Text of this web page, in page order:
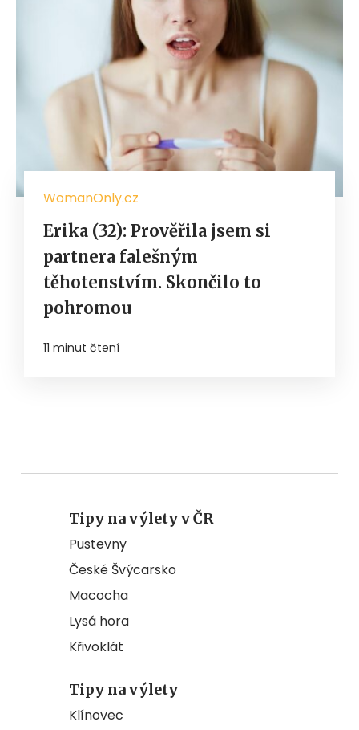
WomanOnly.cz
Erika (32): Prověřila jsem si
partnera falešným
těhotenstvím. Skončilo to
pohromou
11 minut čtení
Tipy na výlety v ČR
Pustevny
České Švýcarsko
Macocha
Lysá hora
Křivoklát
Tipy na výlety
Klínovec